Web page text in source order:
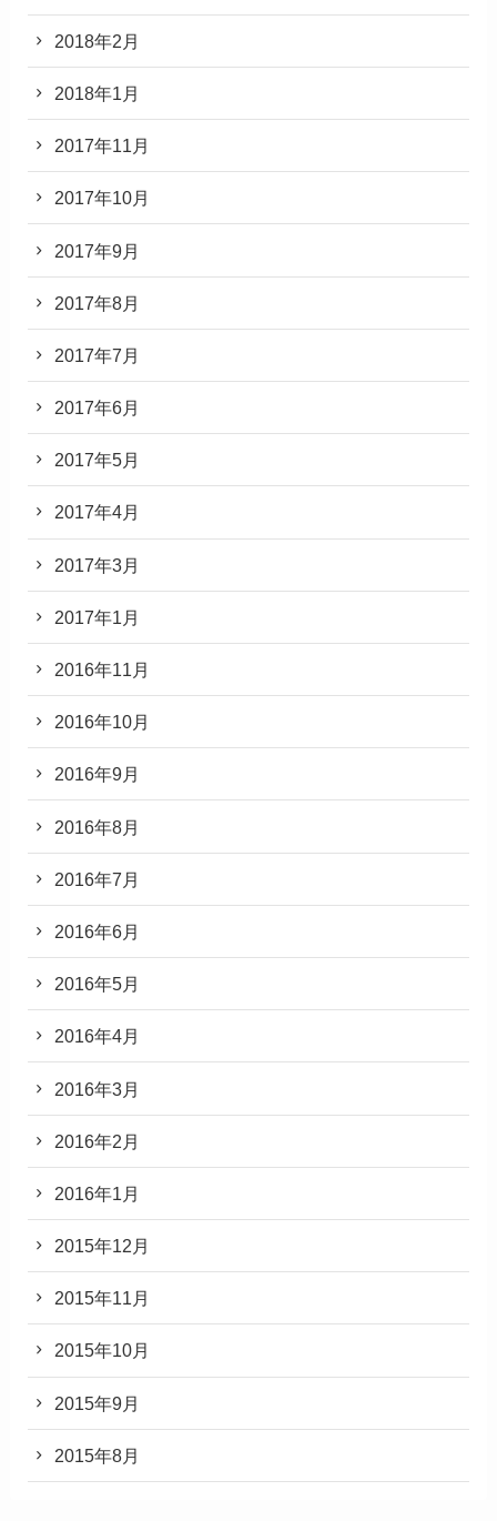
2018年2月
2018年1月
2017年11月
2017年10月
2017年9月
2017年8月
2017年7月
2017年6月
2017年5月
2017年4月
2017年3月
2017年1月
2016年11月
2016年10月
2016年9月
2016年8月
2016年7月
2016年6月
2016年5月
2016年4月
2016年3月
2016年2月
2016年1月
2015年12月
2015年11月
2015年10月
2015年9月
2015年8月